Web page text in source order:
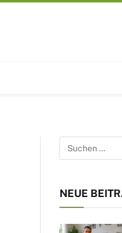
NEUE